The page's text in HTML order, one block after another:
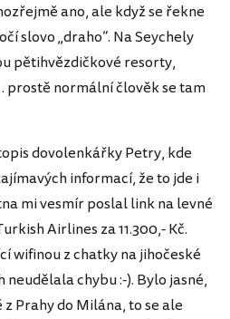
ano, ale když se řekne
slovo „draho“. Na Seychely
pětihvězdičkové resorty,
prostě normální člověk se tam
dovolenkářky Petry, kde
informací, že to jde i
mi vesmír poslal link na levné
Airlines za 11.300,- Kč.
wifinou z chatky na jihočeské
chybu :-). Bylo jasné,
Prahy do Milána, to se ale